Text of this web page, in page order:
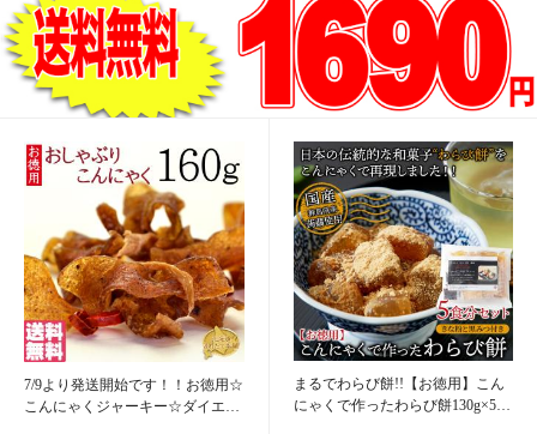
肉 熟成牛ヒレ(フィレ) サイコロ ステーキ１キロステー
6,890円（税込*）